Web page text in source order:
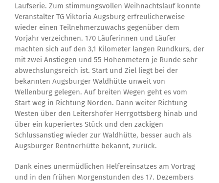
Laufserie. Zum stimmungsvollen Weihnachtslauf konnte
Veranstalter TG Viktoria Augsburg erfreulicherweise
wieder einen Teilnehmerzuwachs gegenüber dem
Vorjahr verzeichnen. 170 Läuferinnen und Läufer
machten sich auf den 3,1 Kilometer langen Rundkurs, der
mit zwei Anstiegen und 55 Höhenmetern je Runde sehr
abwechslungsreich ist. Start und Ziel liegt bei der
bekannten Augsburger Waldhütte unweit von
Wellenburg gelegen. Auf breiten Wegen geht es vom
Start weg in Richtung Norden. Dann weiter Richtung
Westen über den Leitershofer Herrgottsberg hinab und
über ein kuperiertes Stück und den zackigen
Schlussanstieg wieder zur Waldhütte, besser auch als
Augsburger Rentnerhütte bekannt, zurück.
Dank eines unermüdlichen Helfereinsatzes am Vortrag
und in den frühen Morgenstunden des 17. Dezembers